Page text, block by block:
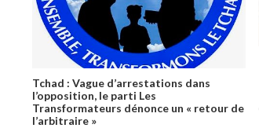
Tchad : Vague d’arrestations dans
l’opposition, le parti Les
Transformateurs dénonce un « retour de
l’arbitraire »